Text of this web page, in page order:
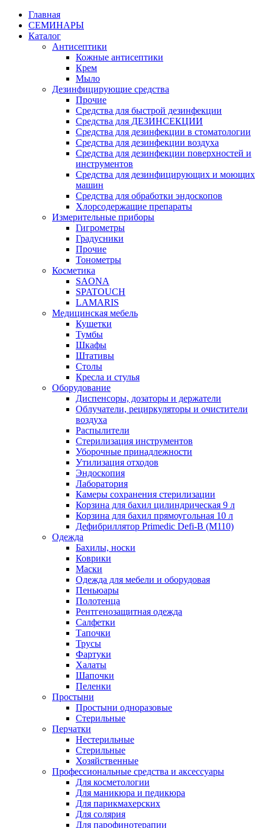
Главная
СЕМИНАРЫ
Каталог
Антисептики
Кожные антисептики
Крем
Мыло
Дезинфицирующие средства
Прочие
Средства для быстрой дезинфекции
Средства для ДЕЗИНСЕКЦИИ
Средства для дезинфекции в стоматологии
Средства для дезинфекции воздуха
Средства для дезинфекции поверхностей и
инструментов
Средства для дезинфицирующих и моющих
машин
Средства для обработки эндоскопов
Хлорсодержащие препараты
Измерительные приборы
Гигрометры
Градусники
Прочие
Тонометры
Косметика
SAONA
SPATOUCH
LAMARIS
Медицинская мебель
Кушетки
Тумбы
Шкафы
Штативы
Столы
Кресла и стулья
Оборудование
Диспенсоры, дозаторы и держатели
Облучатели, рециркуляторы и очистители
воздуха
Распылители
Стерилизация инструментов
Уборочные принадлежности
Утилизация отходов
Эндоскопия
Лаборатория
Камеры сохранения стерилизации
Корзина для бахил цилиндрическая 9 л
Корзина для бахил прямоугольная 10 л
Дефибриллятор Primedic Defi-B (M110)
Одежда
Бахилы, носки
Коврики
Маски
Одежда для мебели и оборудовая
Пеньюары
Полотенца
Рентгенозащитная одежда
Салфетки
Тапочки
Трусы
Фартуки
Халаты
Шапочки
Пеленки
Простыни
Простыни одноразовые
Стерильные
Перчатки
Нестерильные
Стерильные
Хозяйственные
Профессиональные средства и аксессуары
Для косметологии
Для маникюра и педикюра
Для парикмахерских
Для солярия
Для парофинотерапии